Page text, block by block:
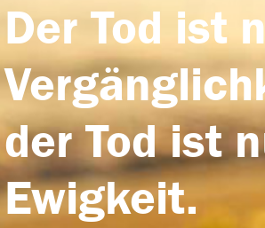
Der Tod ist
der Tod ist
Ewigkeit.